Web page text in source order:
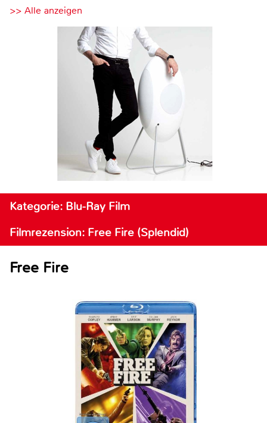
>> Alle anzeigen
Kategorie: Blu-Ray Film
Filmrezension: Free Fire (Splendid)
Free Fire